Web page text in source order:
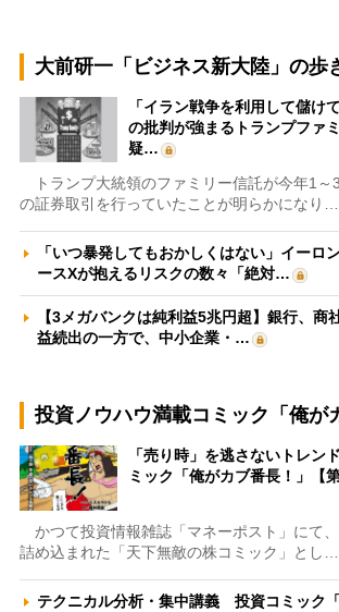
大前研一「ビジネス新大陸」の歩
「イラン戦争を利用して儲け
の批判が強まるトランプファ
疑…
トランプ大統領のファミリー信託が今年1～
の証券取引を行っていたことが明らかになり…
「いつ暴発してもおかしくはない」イーロ
ースXが抱えるリスクの数々「絶対…
【3メガバンクは純利益5兆円超】銀行、商
益続出の一方で、中小企業・…
投資ノウハウ満載コミック「俺が
「売り時」を逃さないトレ
ミック「俺がカブ番長！」【第
かつて投資情報雑誌「マネーポスト」にて
詰め込まれた「天下無敵の株コミック」とし…
テクニカル分析・集中講義 投資コミック「